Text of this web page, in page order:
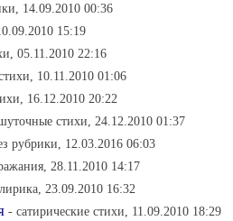
14.09.2010 00:36
15:19
05.11.2010 22:16
10.11.2010 01:06
16.12.2010 20:22
стихи, 24.12.2010 01:37
рубрики, 12.03.2016 06:03
28.11.2010 14:17
23.09.2010 16:32
- сатирические стихи, 11.09.2010 18:29